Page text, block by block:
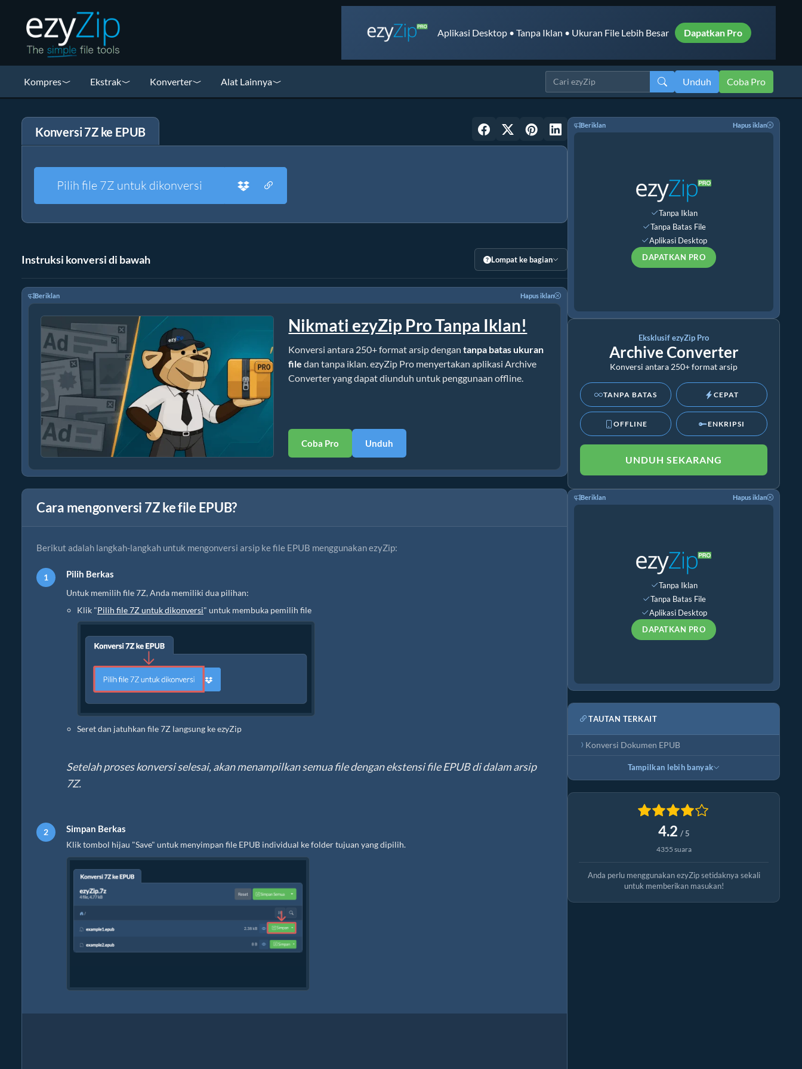
Aplikasi Desktop • Tanpa Iklan • Ukuran File Lebih Besar Dapatkan Pro
Kompres Ekstrak Konverter Alat Lainnya Unduh Coba Pro
Konversi 7Z ke EPUB
Pilih file 7Z untuk dikonversi
Instruksi konversi di bawah Lompat ke bagian
Beriklan Hapus iklan
Nikmati ezyZip Pro Tanpa Iklan!
Konversi antara 250+ format arsip dengantanpa batas ukuran
file dan tanpa iklan. ezyZip Pro menyertakan aplikasi Archive
Converter yang dapat diunduh untuk penggunaan offline.
Coba Pro Unduh
Cara mengonversi 7Z ke file EPUB?
Berikut adalah langkah-langkah untuk mengonversi arsip ke file EPUB menggunakan ezyZip:
Pilih Berkas
Untuk memilih file 7Z, Anda memiliki dua pilihan:
Klik "Pilih file 7Z untuk dikonversi" untuk membuka pemilih file
Seret dan jatuhkan file 7Z langsung ke ezyZip
Setelah proses konversi selesai, akan menampilkan semua file dengan ekstensi file EPUB di dalam arsip
7Z.
Simpan Berkas
Klik tombol hijau "Save" untuk menyimpan file EPUB individual ke folder tujuan yang dipilih.
Beriklan Hapus iklan
Tanpa Iklan
Tanpa Batas File
Aplikasi Desktop
DAPATKAN PRO
Eksklusif ezyZip Pro
Archive Converter
Konversi antara 250+ format arsip
TANPA BATAS CEPAT
OFFLINE ENKRIPSI
UNDUH SEKARANG
Beriklan Hapus iklan
Tanpa Iklan
Tanpa Batas File
Aplikasi Desktop
DAPATKAN PRO
TAUTAN TERKAIT
Konversi Dokumen EPUB
Tampilkan lebih banyak
4.2 / 5
4355 suara
Anda perlu menggunakan ezyZip setidaknya sekali
untuk memberikan masukan!